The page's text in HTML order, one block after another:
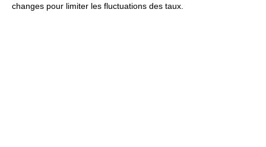
changes pour limiter les fluctuations des taux.